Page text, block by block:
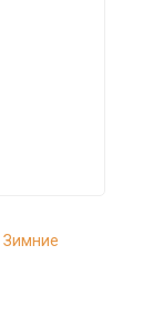
Зимние